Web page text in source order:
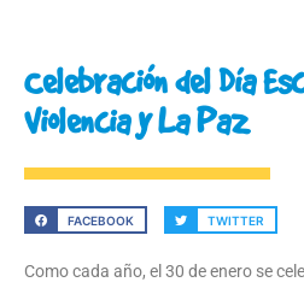
Celebración del Día
Violencia y La Paz
FACEBOOK TWITTER
Como cada año, el 30 de enero se